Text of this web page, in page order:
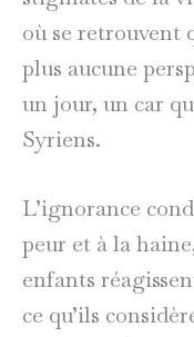
où se retrouvent
plus aucune
un jour, un car
Syriens.
L’ignorance
peur et à la
enfants
ce qu’ils